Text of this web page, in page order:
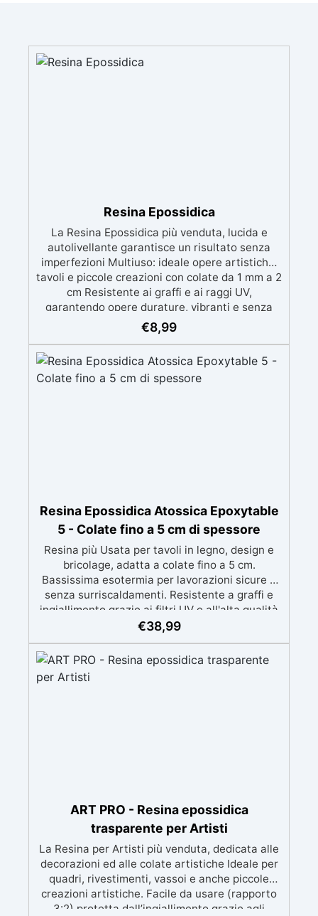
Resina Epossidica
La Resina Epossidica più venduta, lucida e
autolivellante garantisce un risultato senza
imperfezioni Multiuso: ideale opere artistiche,
tavoli e piccole creazioni con colate da 1 mm a 2
cm Resistente ai graffi e ai raggi UV,
garantendo opere durature, vibranti e senza
ingiallimenti nel tempo Bassa viscosità e
formula anti-bolle per risultati impeccabili,
Certificata Atossica post catalisi per contatto
con la pelle, BPA free e VoC Free
€8,99
Resina Epossidica Atossica Epoxytable
5 - Colate fino a 5 cm di spessore
Resina più Usata per tavoli in legno, design e
bricolage, adatta a colate fino a 5 cm.
Bassissima esotermia per lavorazioni sicure e
senza surriscaldamenti. Resistente a graffi e
ingiallimento grazie ai filtri UV e all'alta qualità
meccanica. Bassa viscosità per eliminare bolle
BPA/VOC free e certificata per il contatto
prolungato con la pelle.
€38,99
ART PRO - Resina epossidica
trasparente per Artisti
La Resina per Artisti più venduta, dedicata alle
decorazioni ed alle colate artistiche Ideale per
quadri, rivestimenti, vassoi e anche piccole
creazioni artistiche. Facile da usare (rapporto
3:2) protetta dall’ingiallimento grazie agli